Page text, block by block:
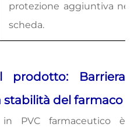
protezione aggiuntiva
scheda.
prodotto: Barriera
del farmaco
PVC farmaceutico è